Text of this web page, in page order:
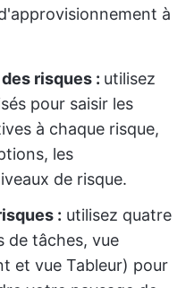
à
risques : utilisez
pour saisir les
à chaque risque,
les
de risque.
: utilisez quatre
de tâches, vue
et vue Tableur) pour